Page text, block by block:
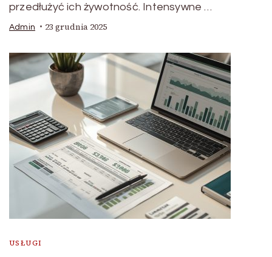
przedłużyć ich żywotność. Intensywne …
Admin 23 grudnia 2025
USŁUGI